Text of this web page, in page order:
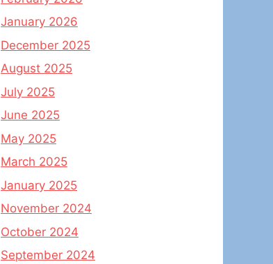
January 2026
December 2025
August 2025
July 2025
June 2025
May 2025
March 2025
January 2025
November 2024
October 2024
September 2024